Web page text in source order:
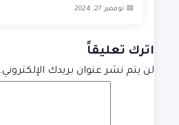
📅 نوفمبر 27, 2024
اترك تعليقاً
لن يتم نشر عنوان بريدك الإلكتروني.